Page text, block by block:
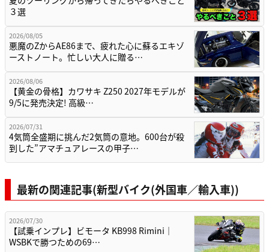
３選
2026/08/05
悪魔のZからAE86まで、疲れた心に蘇るエキゾ
ーストノート。忙しい大人に贈る…
2026/08/06
【黄金の骨格】カワサキ Z250 2027年モデルが
9/5に発売決定! 高級…
2026/07/31
4気筒全盛期に挑んだ2気筒の意地。600台が殺
到した”アマチュアレースの甲子…
最新の関連記事(新型バイク(外国車／輸入車))
2026/07/30
【試乗インプレ】ビモータ KB998 Rimini｜
WSBKで勝つための69…